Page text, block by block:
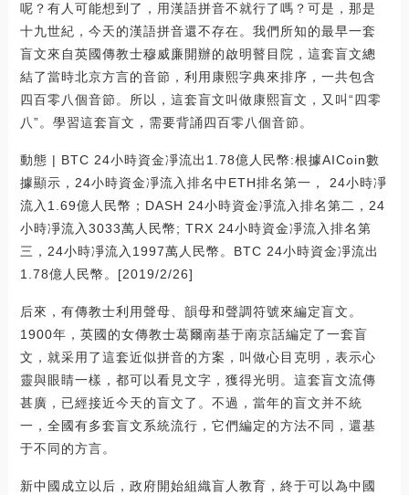
呢？有人可能想到了，用漢語拼音不就行了嗎？可是，那是
十九世紀，今天的漢語拼音還不存在。我們所知的最早一套
盲文來自英國傳教士穆威廉開辦的啟明瞽目院，這套盲文總
結了當時北京方言的音節，利用康熙字典來排序，一共包含
四百零八個音節。所以，這套盲文叫做康熙盲文，又叫“四零
八”。學習這套盲文，需要背誦四百零八個音節。
動態 | BTC 24小時資金凈流出1.78億人民幣:根據AICoin數
據顯示，24小時資金凈流入排名中ETH排名第一， 24小時凈
流入1.69億人民幣；DASH 24小時資金凈流入排名第二，24
小時凈流入3033萬人民幣; TRX 24小時資金凈流入排名第
三，24小時凈流入1997萬人民幣。BTC 24小時資金凈流出
1.78億人民幣。[2019/2/26]
后來，有傳教士利用聲母、韻母和聲調符號來編定盲文。
1900年，英國的女傳教士葛爾南基于南京話編定了一套盲
文，就采用了這套近似拼音的方案，叫做心目克明，表示心
靈與眼睛一樣，都可以看見文字，獲得光明。這套盲文流傳
甚廣，已經接近今天的盲文了。不過，當年的盲文并不統
一，全國有多套盲文系統流行，它們編定的方法不同，還基
于不同的方言。
新中國成立以后，政府開始組織盲人教育，終于可以為中國